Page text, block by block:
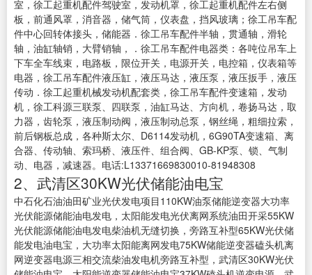
室，徐工起重机配件驾驶室，发动机罩，徐工起重机配件左右侧
板，前通风罩，消音器，储气筒，仪表盘，挡风玻璃；徐工吊车配
件中心回转体接头，储能器．徐工吊车配件半轴，贯通轴，滑轮
轴，油缸轴销，大臂销轴，．徐工吊车配件电器类：各吨位吊车上
下车全车线束，电路板，限位开关，电源开关，电控箱，仪表箱等
电器，徐工吊车配件液压缸，液压马达，液压泵，液压扳手，液压
传动．徐工起重机械发动机配套类，徐工吊车配件变速箱，发动
机，徐工科源三联泵、四联泵，油缸马达、方向机，卷扬马达，取
力器，齿轮泵，液压制动阀，液压制动总泵，钢丝绳，粗细拉索，
前后钢板总成，各种斯太尔、D6114发动机，6G90TA变速箱、离
合器、传动轴、索玛桥、液压件、组合阀、GB-KP泵、锁、气制
动、电器，减速器。电话:L13371669830010-81948308
2、武清区30KW光伏储能油电宝
中石化石油油田矿业光伏发电项目110KW油泵储能逆变器大功率
光伏能源储能油电发电，太阳能发电光伏离网系统油田开采55KW
光伏能源储能油电发电柴油机无缝切换，旁路互补型65KW光伏储
能发电油电宝，大功率太阳能离网发电75KW储能逆变器磕头机离
网逆变器电源三相交流柴油发电机旁路互补型，武清区30KW光伏